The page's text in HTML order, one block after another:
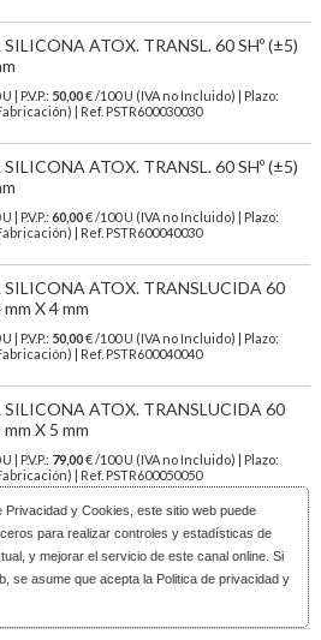
Privacidad y Cookies , este sitio web puede
para realizar controles y estadísticas de
y mejorar el servicio de este canal online. Si
se asume que acepta la Politica de privacidad y
SILICONA ATOX. TRANSL. 60 SHº (±5)
U | P.V.P.: 50,00€/100 U (IVA no Incluido)
| Plazo:
| Ref. PSTR600030030
SILICONA ATOX. TRANSL. 60 SHº (±5)
U | P.V.P.: 60,00€/100 U (IVA no Incluido)
| Plazo:
| Ref. PSTR600040030
SILICONA ATOX. TRANSLUCIDA 60
X 4 mm
U | P.V.P.: 50,00€/100 U (IVA no Incluido)
| Plazo:
| Ref. PSTR600040040
SILICONA ATOX. TRANSLUCIDA 60
X 5 mm
U | P.V.P.: 79,00€/100 U (IVA no Incluido)
| Plazo:
| Ref. PSTR600050050
SILICONA ATOX. TRANSLUCIDA 60
mm X 6 mm
| P.V.P.:113,00€/100 U (IVA no Incluido)| Plazo: 1/3